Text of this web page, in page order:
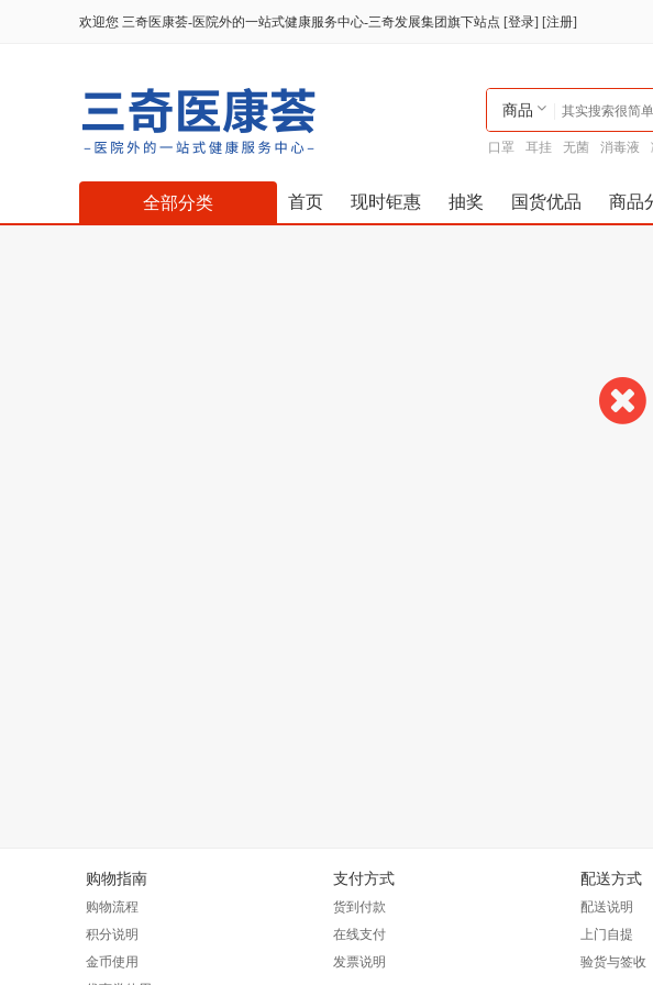
欢迎您 三奇医康荟-医院外的一站式健康服务中心-三奇发展集团旗下站点 [登录] [注册]
商品
口罩 耳挂 无菌 消毒液
首页 现时钜惠 抽奖 国货优品 商品
全部分类
购物指南
购物流程
积分说明
金币使用
支付方式
货到付款
在线支付
发票说明
配送方式
配送说明
上门自提
验货与签收